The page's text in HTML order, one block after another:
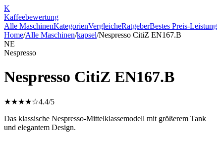
K
Kaffeebewertung
Alle MaschinenKategorienVergleicheRatgeberBestes Preis-Leistung
Home/Alle Maschinen/kapsel/Nespresso CitiZ EN167.B
NE
Nespresso
Nespresso CitiZ EN167.B
★★★★☆4.4/5
Das klassische Nespresso-Mittelklassemodell mit größerem Tank
und elegantem Design.